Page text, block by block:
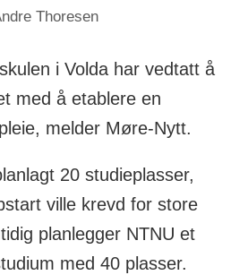
Thoresen
i Volda har vedtatt å
med å etablere en
melder Møre-Nytt.
20 studieplasser,
ville krevd for store
planlegger NTNU et
med 40 plasser.